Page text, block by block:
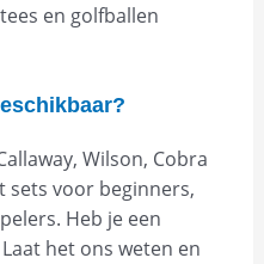
en golfballen
Wilson, Cobra
sets voor beginners,
Heb je een
het ons weten en